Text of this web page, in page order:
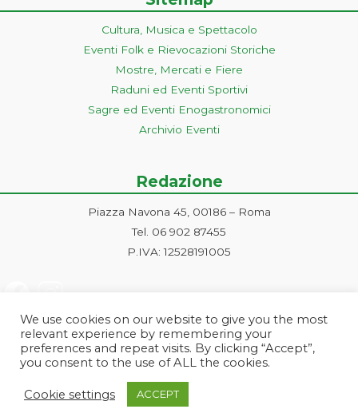
Cultura, Musica e Spettacolo
Eventi Folk e Rievocazioni Storiche
Mostre, Mercati e Fiere
Raduni ed Eventi Sportivi
Sagre ed Eventi Enogastronomici
Archivio Eventi
Redazione
Piazza Navona 45, 00186 – Roma
Tel. 06 902 87455
P.IVA: 12528191005
Roma | PI e CF: 12528191005 | markonetsrl@pec.it |
We use cookies on our website to give you the most
relevant experience by remembering your
preferences and repeat visits. By clicking “Accept”,
you consent to the use of ALL the cookies.
Cookie settings ACCEPT